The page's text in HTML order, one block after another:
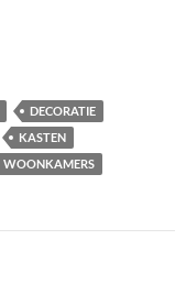
DECORATIE
KASTEN
WOONKAMERS